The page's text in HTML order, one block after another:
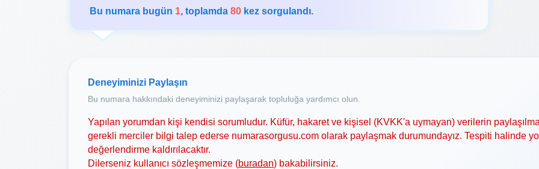
Bu numara bugün 1, toplamda 80 kez sorgulandı.
Deneyiminizi Paylaşın
Bu numara hakkındaki deneyiminizi paylaşarak topluluğa yardımcı olun.
Yapılan yorumdan kişi kendisi sorumludur. Küfür, hakaret ve kişisel (KVKK'a uymayan) verilerin
gerekli merciler bilgi talep ederse numarasorgusu.com olarak paylaşmak durumundayız. Tespiti halinde
değerlendirme kaldırılacaktır.
Dilerseniz kullanıcı sözleşmemize (buradan) bakabilirsiniz.